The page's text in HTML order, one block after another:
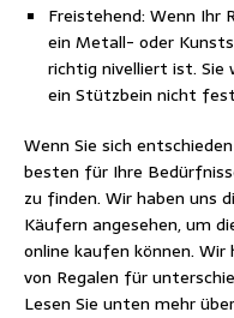
Freistehend: Wenn Ihr
ein Metall- oder
richtig nivelliert ist. Sie
ein Stützbein nicht
Wenn Sie sich
besten für Ihre
zu finden. Wir haben uns
Käufern angesehen, um
online kaufen können.
von Regalen für
Lesen Sie unten mehr